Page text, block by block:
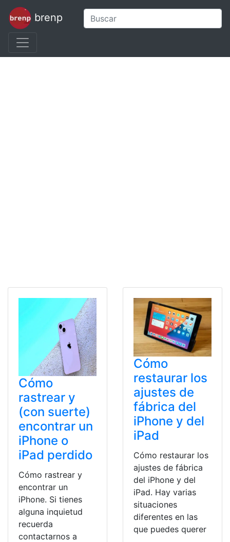
brenp
Cómo
rastrear y
(con suerte)
encontrar un
iPhone o
iPad perdido
Cómo rastrear y
encontrar un
iPhone. Si tienes
alguna inquietud
recuerda
contactarnos a
Cómo
restaurar los
ajustes de
fábrica del
iPhone y del
iPad
Cómo restaurar los
ajustes de fábrica
del iPhone y del
iPad. Hay varias
situaciones
diferentes en las
que puedes querer